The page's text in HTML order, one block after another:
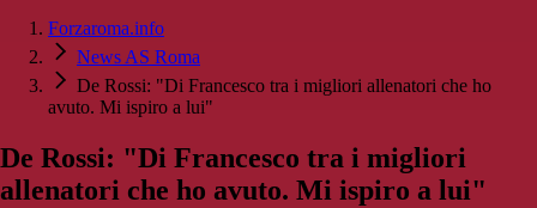
Forzaroma.info
News AS Roma
De Rossi: "Di Francesco tra i migliori allenatori che ho
avuto. Mi ispiro a lui"
De Rossi: "Di Francesco tra i migliori
allenatori che ho avuto. Mi ispiro a lui"